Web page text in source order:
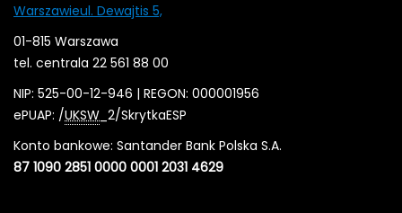
Warszawieul. Dewajtis 5,
01-815 Warszawa
tel. centrala 22 561 88 00
NIP: 525-00-12-946 | REGON: 000001956
ePUAP: /UKSW _2/SkrytkaESP
Konto bankowe: Santander Bank Polska S.A.
87 1090 2851 0000 0001 2031 4629